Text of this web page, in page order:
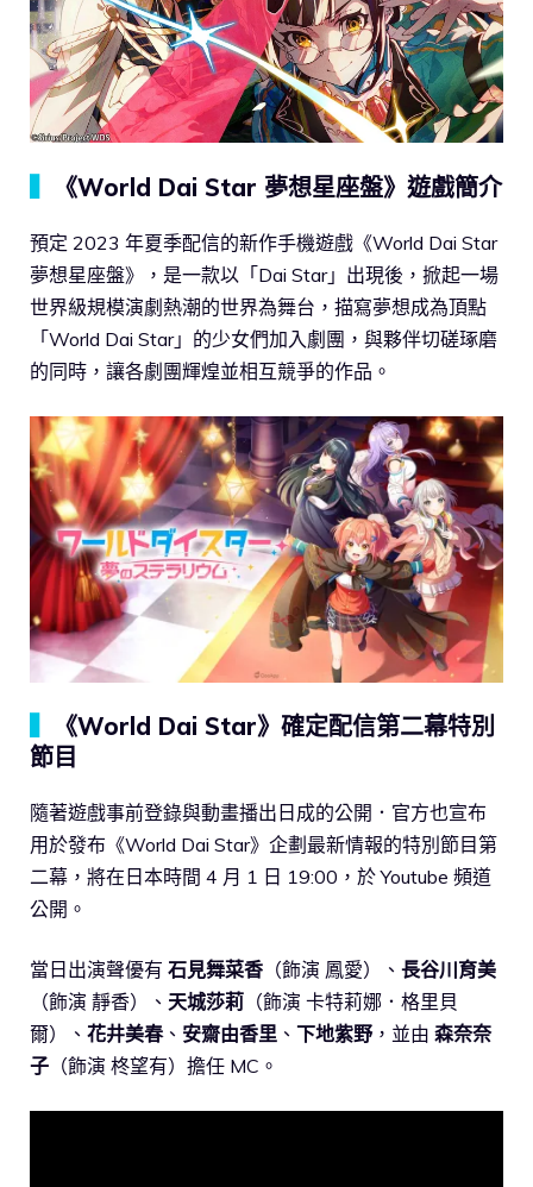
《World Dai Star 夢想星座盤》遊戲簡介
預定 2023 年夏季配信的新作手機遊戲《World Dai Star
夢想星座盤》，是一款以「Dai Star」出現後，掀起一場
世界級規模演劇熱潮的世界為舞台，描寫夢想成為頂點
「World Dai Star」的少女們加入劇團，與夥伴切磋琢磨
的同時，讓各劇團輝煌並相互競爭的作品。
《World Dai Star》確定配信第二幕特別
節目
隨著遊戲事前登錄與動畫播出日成的公開．官方也宣布
用於發布《World Dai Star》企劃最新情報的特別節目第
二幕，將在日本時間 4 月 1 日 19:00，於 Youtube 頻道
公開。
當日出演聲優有 石見舞菜香 （飾演 鳳愛）、 長谷川育美
（飾演 靜香）、 天城莎莉 （飾演 卡特莉娜．格里貝
爾）、 花井美春、 安齋由香里 、 下地紫野，並由 森奈奈
子 （飾演 柊望有）擔任 MC。